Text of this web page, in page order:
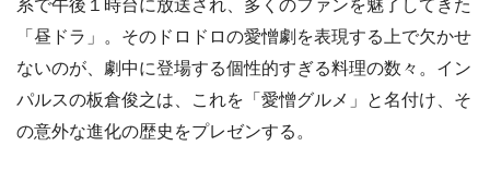
系で午後１時台に放送され、多くのファンを魅了してきた
「昼ドラ」。そのドロドロの愛憎劇を表現する上で欠かせ
ないのが、劇中に登場する個性的すぎる料理の数々。イン
パルスの板倉俊之は、これを「愛憎グルメ」と名付け、そ
の意外な進化の歴史をプレゼンする。